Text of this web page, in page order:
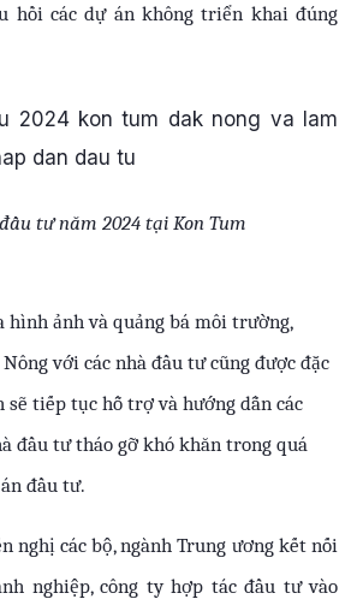
hồi các dự án không triển khai đúng
tư năm 2024 tại Kon Tum
hình ảnh và quảng bá môi trường,
với các nhà đầu tư cũng được đặc
tiếp tục hỗ trợ và hướng dẫn các
đầu tư tháo gỡ khó khăn trong quá
đầu tư.
nghị các bộ, ngành Trung ương kết nối
nghiệp, công ty hợp tác đầu tư vào